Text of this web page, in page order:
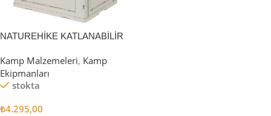
NATUREHİKE KATLANABİLİR
Kamp Malzemeleri, Kamp
Ekipmanları
stokta
₺4.295,00